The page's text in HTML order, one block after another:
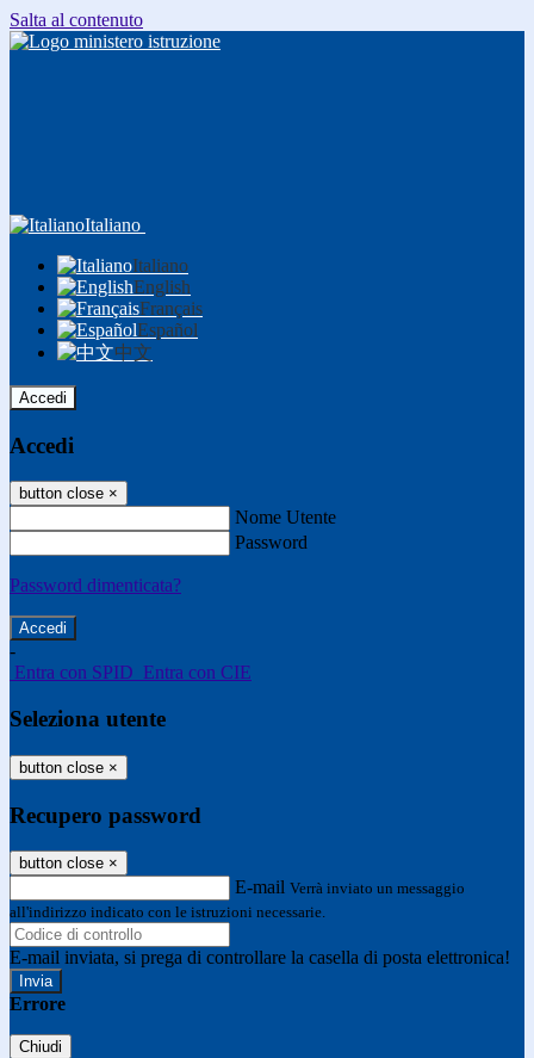
Salta al contenuto
Italiano
Italiano
English
Français
Español
中文
Accedi
Accedi
button close ×
Nome Utente
Password
Password dimenticata?
-
Entra con SPID Entra con CIE
Seleziona utente
button close ×
Recupero password
button close ×
E-mail Verrà inviato un messaggio
all'indirizzo indicato con le istruzioni necessarie.
E-mail inviata, si prega di controllare la casella di posta elettronica!
Errore
Chiudi